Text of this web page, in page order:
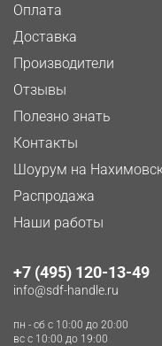
Оплата
Доставка
Производители
Отзывы
Полезно знать
Контакты
Шоурум на
Распродажа
Наши работы
+7 (495) 120-13-49
info@sdf-handle.ru
пн - сб c 10:00 до 20:00
вс c 10:00 до 19:00